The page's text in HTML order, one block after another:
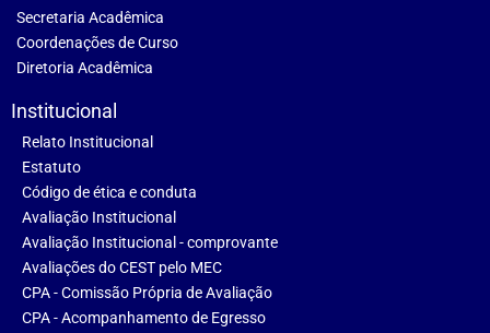
Secretaria Acadêmica
Coordenações de Curso
Diretoria Acadêmica
Institucional
Relato Institucional
Estatuto
Código de ética e conduta
Avaliação Institucional
Avaliação Institucional - comprovante
Avaliações do CEST pelo MEC
CPA - Comissão Própria de Avaliação
CPA - Acompanhamento de Egresso